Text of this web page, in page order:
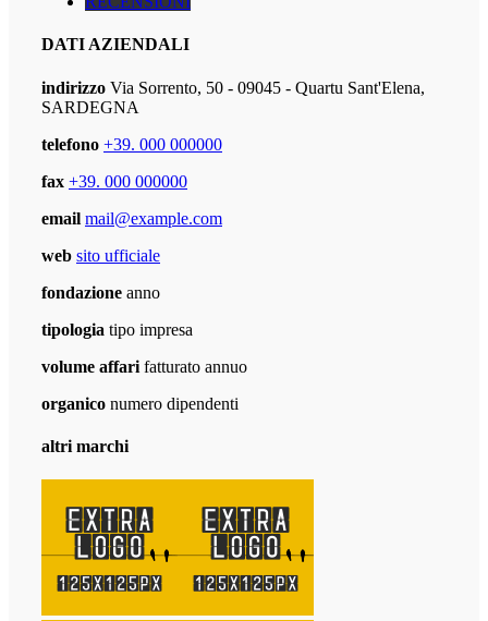
DATI AZIENDALI
indirizzo Via Sorrento, 50 - 09045 - Quartu Sant'Elena,
SARDEGNA
telefono +39. 000 000000
fax +39. 000 000000
email mail@example.com
web sito ufficiale
fondazione anno
tipologia tipo impresa
volume affari fatturato annuo
organico numero dipendenti
altri marchi